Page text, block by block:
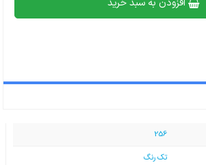
افزودن به سبد خرید
256
تک رنگ